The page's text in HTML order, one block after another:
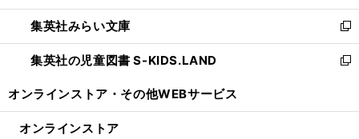
開
く
ウ
で
開
く
ン
ド
ウ
で
ウ
ィ
ン
ド
開
集英社みらい文庫
新
し
い
ン
集英社の児童図書 S-KIDS.LAND
新
ウ
オンラインストア・ その他WEBサービス
オンラインストア